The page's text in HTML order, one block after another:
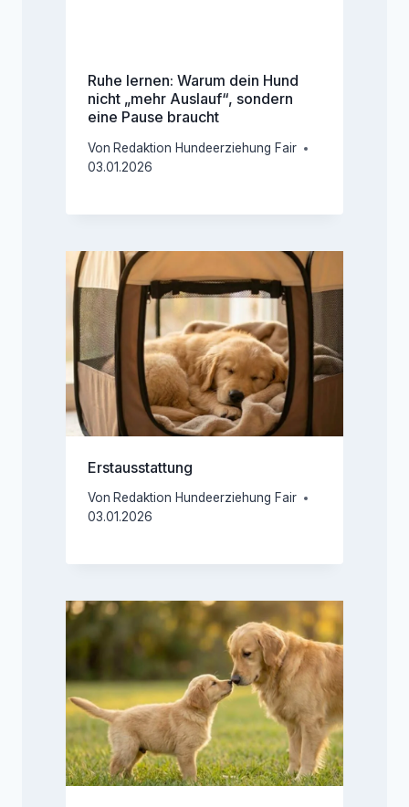
Ruhe lernen: Warum dein Hund
nicht „mehr Auslauf“, sondern
eine Pause braucht
Von Redaktion Hundeerziehung Fair
03.01.2026
Erstausstattung
Von Redaktion Hundeerziehung Fair
03.01.2026